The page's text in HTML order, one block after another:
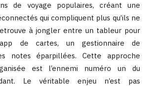
de voyage populaires, créant une
qui compliquent plus qu’ils ne
à jongler entre un tableur pour
de cartes, un gestionnaire de
notes éparpillées. Cette approche
est l’ennemi numéro un du
Le véritable enjeu n’est pas